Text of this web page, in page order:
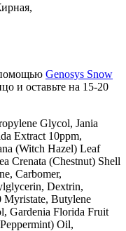
Genosys Snow
и оставьте на 15-20
Glycol, Jania
Extract 10ppm,
(Witch Hazel) Leaf
Crenata (Chestnut) Shell
Carbomer,
Dextrin,
Butylene
Gardenia Florida Fruit
Oil,